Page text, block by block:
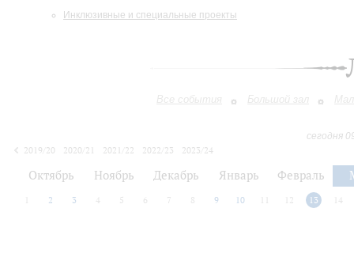
Инклюзивные и специальные проекты
Все события Большой зал
сегодня
2019/20
2020/21 2021/22 2022/23
2023/24
Октябрь Ноябрь Декабрь Январь Февраль
2 3 4 5 6 7 8 9 10 12 13 14